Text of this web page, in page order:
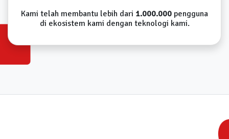
Kami telah membantu lebih dari 1.000.000 pengguna
di ekosistem kami dengan teknologi kami.